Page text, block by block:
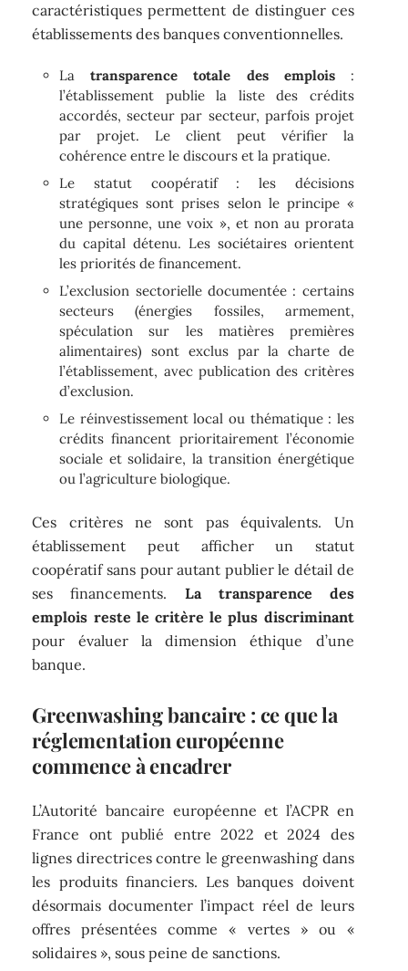
caractéristiques permettent de distinguer ces
établissements des banques conventionnelles.
Latransparence totale des emplois:
l’établissement publie la liste des crédits
accordés, secteur par secteur, parfois projet
par projet. Le client peut vérifier la
cohérence entre le discours et la pratique.
Le statut coopératif : les décisions
stratégiques sont prises selon le principe «
une personne, une voix », et non au prorata
du capital détenu. Les sociétaires orientent
les priorités de financement.
L’exclusion sectorielle documentée : certains
secteurs (énergies fossiles, armement,
spéculation sur les matières premières
alimentaires) sont exclus par la charte de
l’établissement, avec publication des critères
d’exclusion.
Le réinvestissement local ou thématique : les
crédits financent prioritairement l’économie
sociale et solidaire, la transition énergétique
ou l’agriculture biologique.
Ces critères ne sont pas équivalents. Un
établissement peut afficher un statut
coopératif sans pour autant publier le détail de
ses financements. La transparence des
emplois reste le critère le plus discriminant
pour évaluer la dimension éthique d’une
banque.
Greenwashing bancaire : ce que la
réglementation européenne
commence à encadrer
L’Autorité bancaire européenne et l’ACPR en
France ont publié entre 2022 et 2024 des
lignes directrices contre le greenwashing dans
les produits financiers. Les banques doivent
désormais documenter l’impact réel de leurs
offres présentées comme « vertes » ou «
solidaires », sous peine de sanctions.